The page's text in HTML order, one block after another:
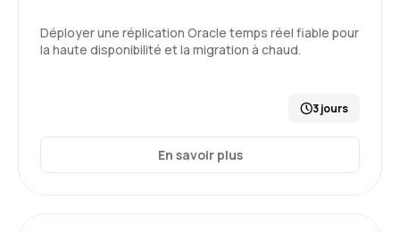
Déployer une réplication Oracle temps réel fiable pour
la haute disponibilité et la migration à chaud.
3 jours
En savoir plus